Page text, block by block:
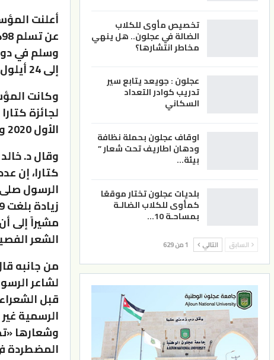
أعلنت
إلى 24 أيلول المقبل، تحت شعار: تجمّل الشعرُ بخير البشر.
وكانت
الأول 2020 وحتى 31 كانون الأول 2021.
وقال د.
كتارا، إن
الشعر الفصيح، و140 قصيدة عن
من جانبه
لشاعر
قبل
الرسمية
وشعارها
المضطردة
تخصيص مأوى للكلاب
الضالة في عجلون.. هل ينهي
مخاطر انتشارها؟
عجلون : جويعد يتابع سير
تدريب كوادر التعداد
السكاني
اوقاف عجلون بحملة نظافة
ودهان اطاريف تحت شعار ”
بيئة…
بلديات عجلون تختار موقعًا
كمأوى للكلاب الضالـة
بمساحـة 10…
السابق التالي 1 من 629